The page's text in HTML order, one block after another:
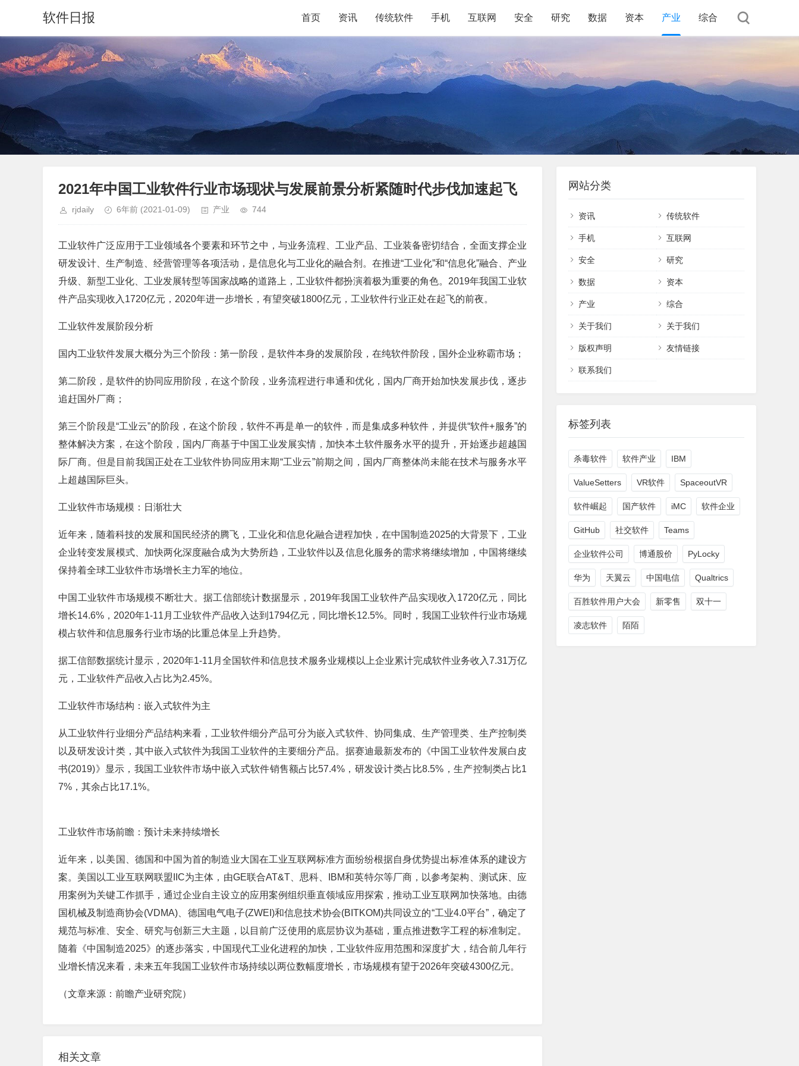
软件日报 首页 资讯 传统软件 手机 互联网 安全 研究 数据 资本 产业 综合
2021年中国工业软件行业市场现状与发展前景分析紧随时代步伐加速起飞
rjdaily 6年前 (2021-01-09) 产业 744
工业软件广泛应用于工业领域各个要素和环节之中，与业务流程、工业产品、工业装备密切结合，全面支撑企业
研发设计、生产制造、经营管理等各项活动，是信息化与工业化的融合剂。在推进“工业化”和“信息化”融合、产业
升级、新型工业化、工业发展转型等国家战略的道路上，工业软件都扮演着极为重要的角色。2019年我国工业软
件产品实现收入1720亿元，2020年进一步增长，有望突破1800亿元，工业软件行业正处在起飞的前夜。
工业软件发展阶段分析
国内工业软件发展大概分为三个阶段：第一阶段，是软件本身的发展阶段，在纯软件阶段，国外企业称霸市场；
第二阶段，是软件的协同应用阶段，在这个阶段，业务流程进行串通和优化，国内厂商开始加快发展步伐，逐步
追赶国外厂商；
第三个阶段是“工业云”的阶段，在这个阶段，软件不再是单一的软件，而是集成多种软件，并提供“软件+服务”的
整体解决方案，在这个阶段，国内厂商基于中国工业发展实情，加快本土软件服务水平的提升，开始逐步超越国
际厂商。但是目前我国正处在工业软件协同应用末期“工业云”前期之间，国内厂商整体尚未能在技术与服务水平
上超越国际巨头。
工业软件市场规模：日渐壮大
近年来，随着科技的发展和国民经济的腾飞，工业化和信息化融合进程加快，在中国制造2025的大背景下，工业
企业转变发展模式、加快两化深度融合成为大势所趋，工业软件以及信息化服务的需求将继续增加，中国将继续
保持着全球工业软件市场增长主力军的地位。
中国工业软件市场规模不断壮大。据工信部统计数据显示，2019年我国工业软件产品实现收入1720亿元，同比
增长14.6%，2020年1-11月工业软件产品收入达到1794亿元，同比增长12.5%。同时，我国工业软件行业市场规
模占软件和信息服务行业市场的比重总体呈上升趋势。
据工信部数据统计显示，2020年1-11月全国软件和信息技术服务业规模以上企业累计完成软件业务收入7.31万亿
元，工业软件产品收入占比为2.45%。
工业软件市场结构：嵌入式软件为主
从工业软件行业细分产品结构来看，工业软件细分产品可分为嵌入式软件、协同集成、生产管理类、生产控制类
以及研发设计类，其中嵌入式软件为我国工业软件的主要细分产品。据赛迪最新发布的《中国工业软件发展白皮
书(2019)》显示，我国工业软件市场中嵌入式软件销售额占比57.4%，研发设计类占比8.5%，生产控制类占比1
7%，其余占比17.1%。
工业软件市场前瞻：预计未来持续增长
近年来，以美国、德国和中国为首的制造业大国在工业互联网标准方面纷纷根据自身优势提出标准体系的建设方
案。美国以工业互联网联盟IIC为主体，由GE联合AT&T、思科、IBM和英特尔等厂商，以参考架构、测试床、应
用案例为关键工作抓手，通过企业自主设立的应用案例组织垂直领域应用探索，推动工业互联网加快落地。由德
国机械及制造商协会(VDMA)、德国电气电子(ZWEI)和信息技术协会(BITKOM)共同设立的“工业4.0平台”，确定了
规范与标准、安全、研究与创新三大主题，以目前广泛使用的底层协议为基础，重点推进数字工程的标准制定。
随着《中国制造2025》的逐步落实，中国现代工业化进程的加快，工业软件应用范围和深度扩大，结合前几年行
业增长情况来看，未来五年我国工业软件市场持续以两位数幅度增长，市场规模有望于2026年突破4300亿元。
（文章来源：前瞻产业研究院）
相关文章
网站分类
资讯 传统软件
手机 互联网
安全 研究
数据 资本
产业 综合
关于我们 关于我们
版权声明 友情链接
联系我们
标签列表
杀毒软件 软件产业 IBM
ValueSetters VR软件 SpaceoutVR
软件崛起 国产软件 iMC 软件企业
GitHub 社交软件 Teams
企业软件公司 博通股价 PyLocky
华为 天翼云 中国电信 Qualtrics
百胜软件用户大会 新零售 双十一
凌志软件 陌陌